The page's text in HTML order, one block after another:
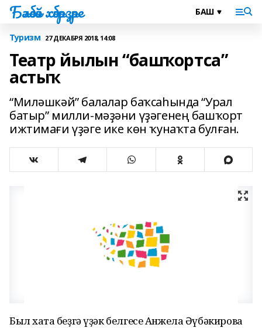
Бәләбәй хәбәрҙәре
Туризм 27 ДЕКАБРЯ 2018, 14:08
Театр йылын “башҡортса”
астыҡ
“Миләшкәй” балалар баҡсаһында “Урал
батыр” милли-мәҙәни үҙәгенең башҡорт
ижтимағи үҙәге ике көн ҡунаҡта булған.
Был хаҡта беҙгә үҙәк белгесе Анжела Әүбәкирова